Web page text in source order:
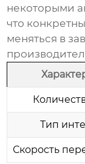
некоторыми
что
меняться в
Тип
Скорость